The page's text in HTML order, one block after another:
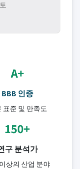
토
A+
BBB 인증
표준 및 만족도
150+
구 분석가
상의 산업 분야